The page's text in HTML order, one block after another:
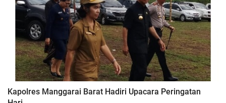
Kapolres Manggarai Barat Hadiri Upacara Peringatan